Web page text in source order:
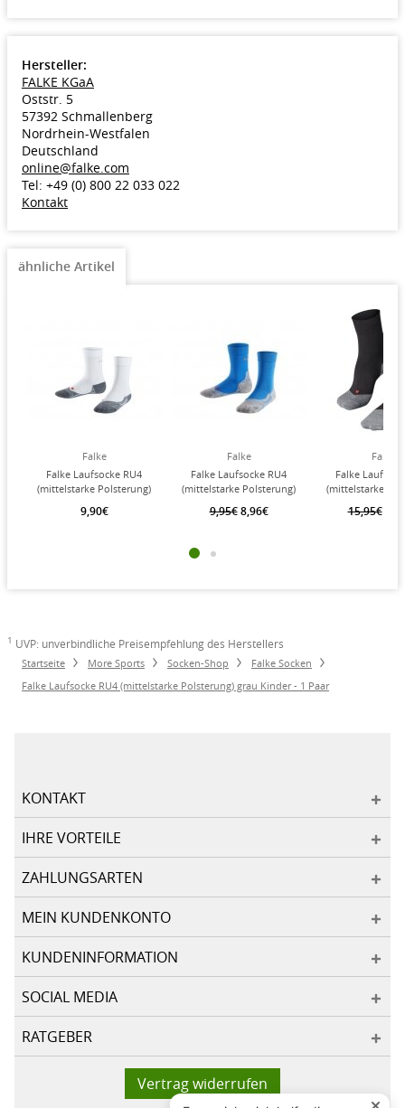
Hersteller:
FALKE KGaA
Oststr. 5
57392 Schmallenberg
Nordrhein-Westfalen
Deutschland
online@falke.com
Tel: +49 (0) 800 22 033 022
Kontakt
ähnliche Artikel
Falke
Falke Laufsocke RU4
(mittelstarke Polsterung)
9,90€
Falke
Falke Laufsocke RU4
(mittelstarke Polsterung)
9,95€ 8,96€
Falke
Falke
(mittelstarke
Paar
15,95€
1 UVP: unverbindliche Preisempfehlung des Herstellers
Startseite More Sports Socken-Shop
Falke Socken
Falke Laufsocke RU4 (mittelstarke Polsterung) grau Kinder - 1 Paar
KONTAKT
IHRE VORTEILE
ZAHLUNGSARTEN
MEIN KUNDENKONTO
KUNDENINFORMATION
SOCIAL MEDIA
RATGEBER
Vertrag widerrufen